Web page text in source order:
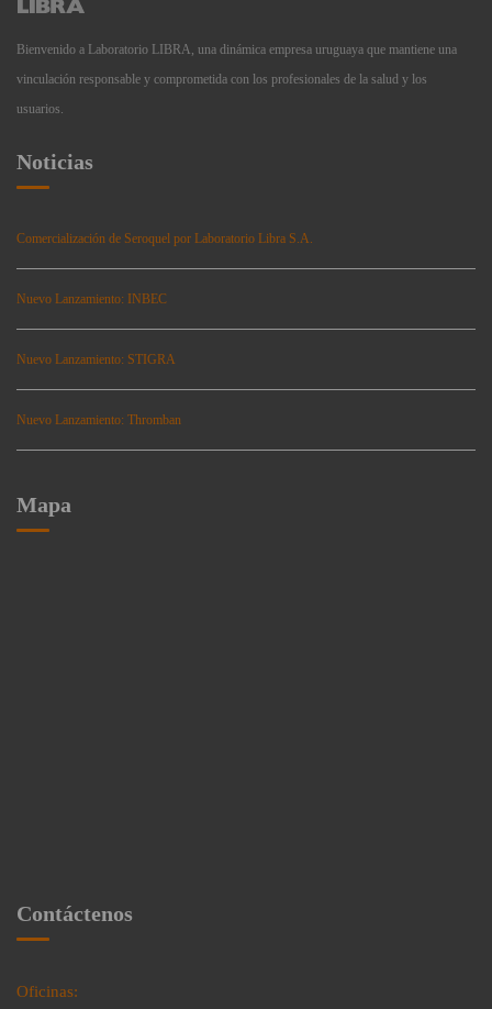
Bienvenido a Laboratorio LIBRA, una dinámica empresa uruguaya que mantiene una
vinculación responsable y comprometida con los profesionales de la salud y los
usuarios.
Noticias
Comercialización de Seroquel por Laboratorio Libra S.A.
Nuevo Lanzamiento: INBEC
Nuevo Lanzamiento: STIGRA
Nuevo Lanzamiento: Thromban
Mapa
Contáctenos
Oficinas: